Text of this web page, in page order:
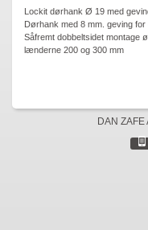
Lockit dørhank Ø 19 med
Dørhank med 8 mm. geving for
Såfremt dobbeltsidet montage
lænderne 200 og 300 mm
DAN ZAFE